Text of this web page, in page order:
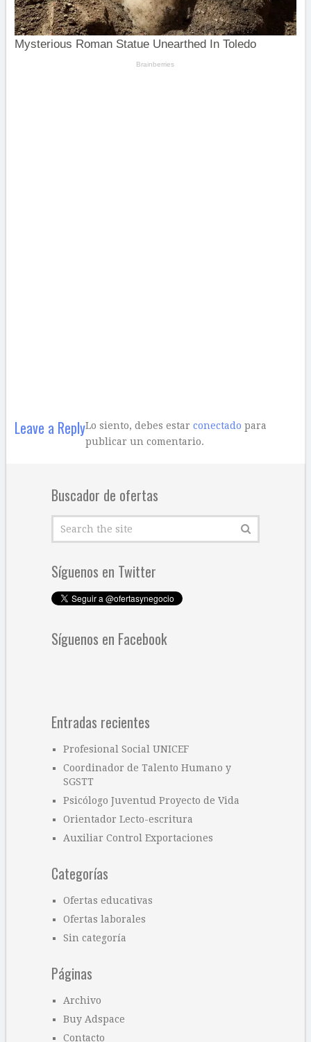
Leave a ReplyLo siento, debes estar conectado para
publicar un comentario.
Buscador de ofertas
Síguenos en Twitter
Síguenos en Facebook
Entradas recientes
Profesional Social UNICEF
Coordinador de Talento Humano y
SGSTT
Psicólogo Juventud Proyecto de Vida
Orientador Lecto-escritura
Auxiliar Control Exportaciones
Categorías
Ofertas educativas
Ofertas laborales
Sin categoría
Páginas
Archivo
Buy Adspace
Contacto